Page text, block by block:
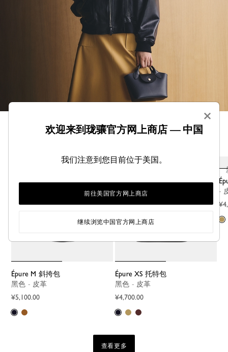
Épure，由洗练线条和永恒简约所造就。聚焦必备品的系
Épure M 斜挎包
黑色 - 皮革
¥5,100.00
Épure XS 托特包
黑色 - 皮革
¥4,700.00
-
查看更多
×
欢迎来到珑骧官方网上商店 — 中国
我们注意到您目前位于美国。
前往美国官方网上商店
继续浏览中国官方网上商店